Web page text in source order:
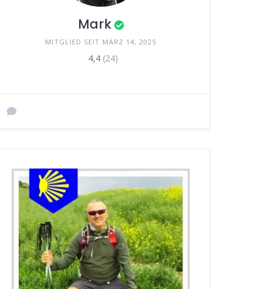
Mark
MITGLIED SEIT MÄRZ 14, 2025
4,4 (24)